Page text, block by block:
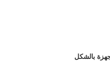
بالشكل